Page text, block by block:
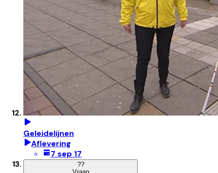
Geleidelijnen
Aflevering
7 sep 17
??